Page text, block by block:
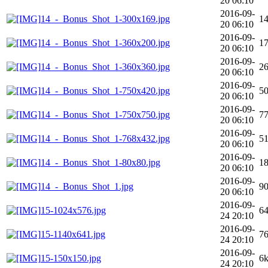
14_-_Bonus_Shot_1-300x169.jpg
2016-09-
20 06:10
14_-_Bonus_Shot_1-360x200.jpg
2016-09-
20 06:10
14_-_Bonus_Shot_1-360x360.jpg
2016-09-
20 06:10
14_-_Bonus_Shot_1-750x420.jpg
2016-09-
20 06:10
14_-_Bonus_Shot_1-750x750.jpg
2016-09-
20 06:10
14_-_Bonus_Shot_1-768x432.jpg
2016-09-
20 06:10
14_-_Bonus_Shot_1-80x80.jpg
2016-09-
20 06:10
14_-_Bonus_Shot_1.jpg
2016-09-
20 06:10
15-1024x576.jpg
2016-09-
24 20:10
15-1140x641.jpg
2016-09-
24 20:10
15-150x150.jpg
2016-09-
24 20:10
6k